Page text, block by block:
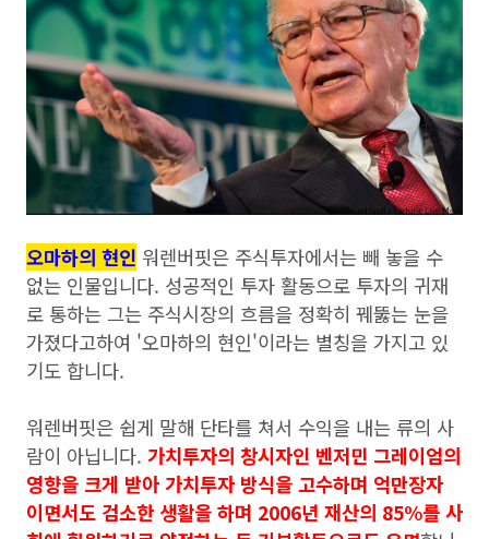
오마하의 현인 워렌버핏은 주식투자에서는 빼 놓을 수
없는 인물입니다. 성공적인 투자 활동으로 투자의 귀재
로 통하는 그는 주식시장의 흐름을 정확히 꿰뚫는 눈을
가졌다고하여 '오마하의 현인'이라는 별칭을 가지고 있
기도 합니다.
워렌버핏은 쉽게 말해 단타를 쳐서 수익을 내는 류의 사
람이 아닙니다. 가치투자의 창시자인 벤저민 그레이엄의
영향을 크게 받아 가치투자 방식을 고수하며 억만장자
이면서도 검소한 생활을 하며 2006년 재산의 85%를 사